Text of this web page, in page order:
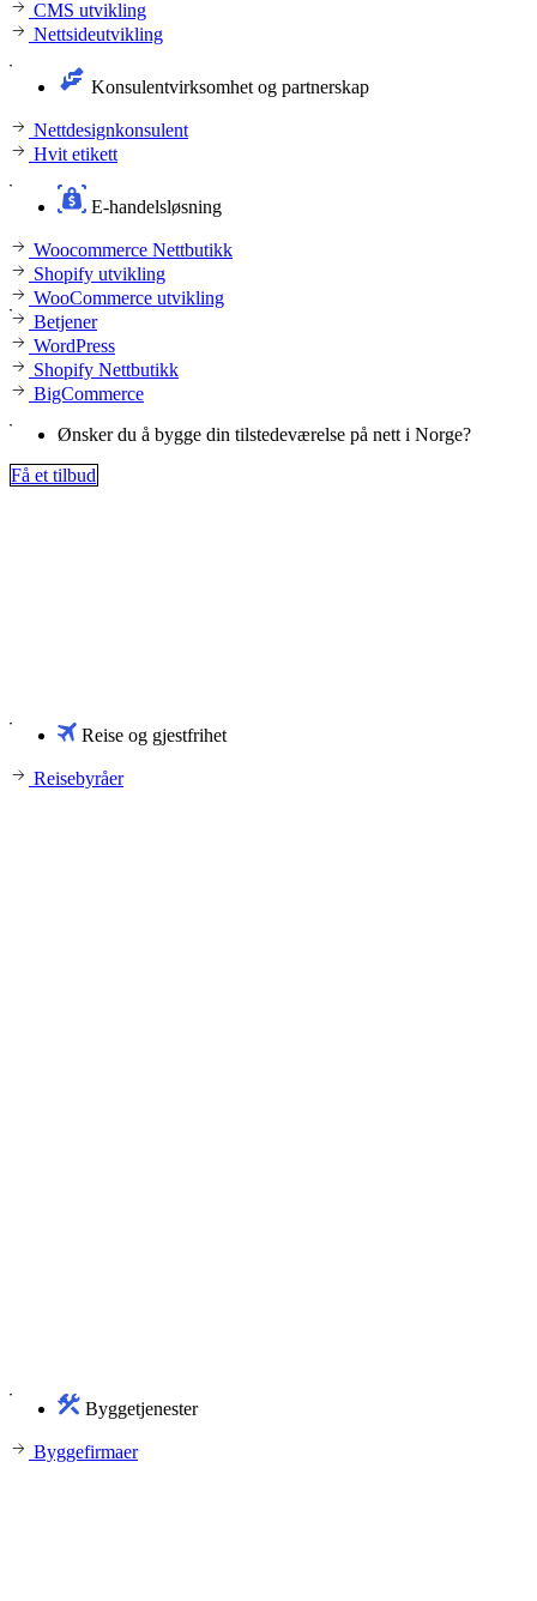
CMS utvikling
Nettsideutvikling
Konsulentvirksomhet og partnerskap
Nettdesignkonsulent
Hvit etikett
E-handelsløsning
Woocommerce Nettbutikk
Shopify utvikling
WooCommerce utvikling
Betjener
WordPress
Shopify Nettbutikk
BigCommerce
Ønsker du å bygge din tilstedeværelse på nett i Norge?
Få et tilbud
Reise og gjestfrihet
Reisebyråer
Byggetjenester
Byggefirmaer